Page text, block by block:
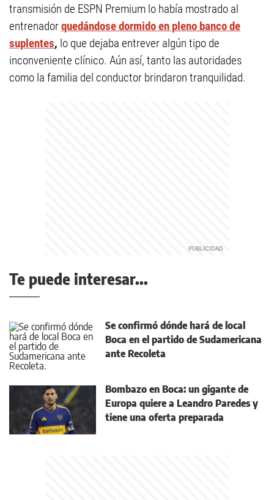
transmisión de ESPN Premium lo había mostrado al
entrenadorquedándose dormido en pleno banco de
suplentes, lo que dejaba entrever algún tipo de
inconveniente clínico. Aún así, tanto las autoridades
como la familia del conductor brindaron tranquilidad.
Te puede interesar...
Se confirmó dónde hará de local
Boca en el partido de Sudamericana
ante Recoleta
Bombazo en Boca: un gigante de
Europa quiere a Leandro Paredes y
tiene una oferta preparada